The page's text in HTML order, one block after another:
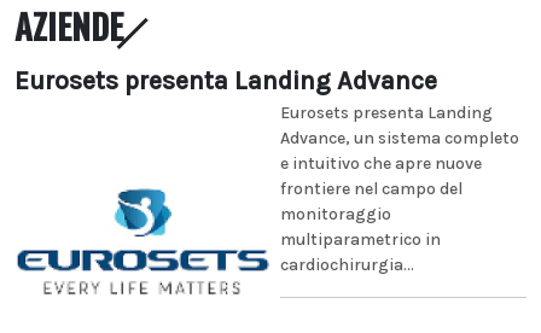
AZIENDE
Eurosets presenta Landing Advance
Eurosets presenta Landing
Advance, un sistema completo
e intuitivo che apre nuove
frontiere nel campo del
monitoraggio
multiparametrico in
cardiochirurgia...